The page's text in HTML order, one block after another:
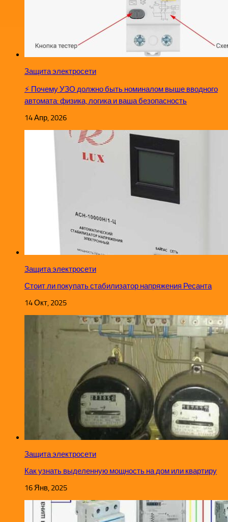
Защита электросети
⚡ Почему УЗО должно быть номиналом выше вводного
автомата: физика, логика и ваша безопасность
14 Апр, 2026
Защита электросети
Стоит ли покупать стабилизатор напряжения Ресанта
14 Окт, 2025
Защита электросети
Как узнать выделенную мощность на дом или квартиру
16 Янв, 2025